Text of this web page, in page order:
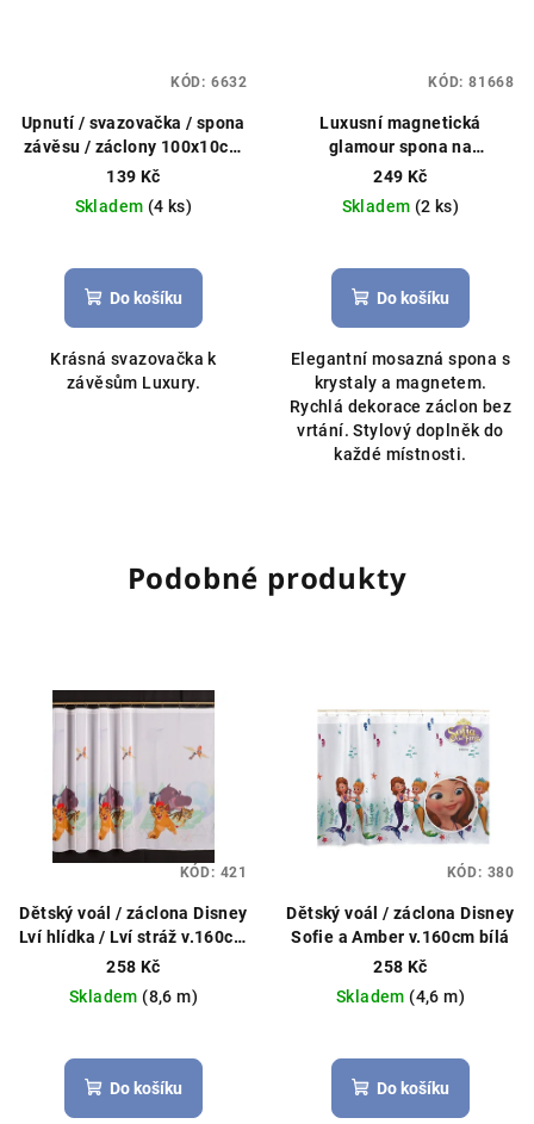
Upnutí / svazovačka / spona
závěsu / záclony 100x10cm
šedá
139 Kč
Skladem (4 ks)
Do košíku
Krásná svazovačka k
závěsům Luxury.
KÓD: 6632
Luxusní magnetická
glamour spona na
záclony/závěsy s krystaly
33cm mosaz Mosazný
vzhled
249 Kč
Skladem (2 ks)
Do košíku
Elegantní mosazná spona s
krystaly a magnetem.
Rychlá dekorace záclon bez
vrtání. Stylový doplněk do
každé místnosti.
KÓD: 81668
Podobné produkty
Dětský voál / záclona Disney
Lví hlídka / Lví stráž v.160cm
bílá
258 Kč
Skladem (8,6 m)
Do košíku
KÓD: 421
Dětský voál / záclona Disney
Sofie a Amber v.160cm bílá
258 Kč
Skladem (4,6 m)
Do košíku
KÓD: 380